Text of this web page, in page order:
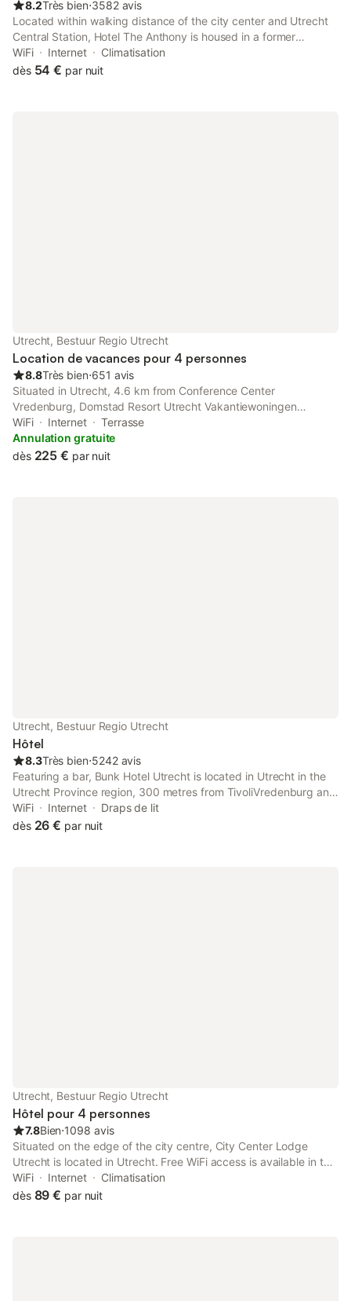
8.2Très bien⋅3582 avis
Located within walking distance of the city center and Utrecht
Central Station, Hotel The Anthony is housed in a former
monastery dating back to 1908.
WiFi Internet
Climatisation
dès 54 € par nuit
Utrecht, Bestuur Regio Utrecht
Location de vacances pour 4 personnes
8.8Très bien⋅651 avis
Situated in Utrecht, 4.6 km from Conference Center
Vredenburg, Domstad Resort Utrecht Vakantiewoningen
features accommodation with free WiFi and free private
parking.
WiFi Internet
Terrasse
Annulation gratuite
dès 225 € par nuit
Utrecht, Bestuur Regio Utrecht
Hôtel
8.3Très bien⋅5242 avis
Featuring a bar, Bunk Hotel Utrecht is located in Utrecht in the
Utrecht Province region, 300 metres from TivoliVredenburg and
300 metres from Conference Center Vredenburg.
WiFi Internet
Draps de lit
dès 26 € par nuit
Utrecht, Bestuur Regio Utrecht
Hôtel pour 4 personnes
7.8Bien⋅1098 avis
Situated on the edge of the city centre, City Center Lodge
Utrecht is located in Utrecht. Free WiFi access is available in the
public areas. The private bathroom comes with a shower and
free toiletries.
WiFi Internet
Climatisation
dès 89 € par nuit